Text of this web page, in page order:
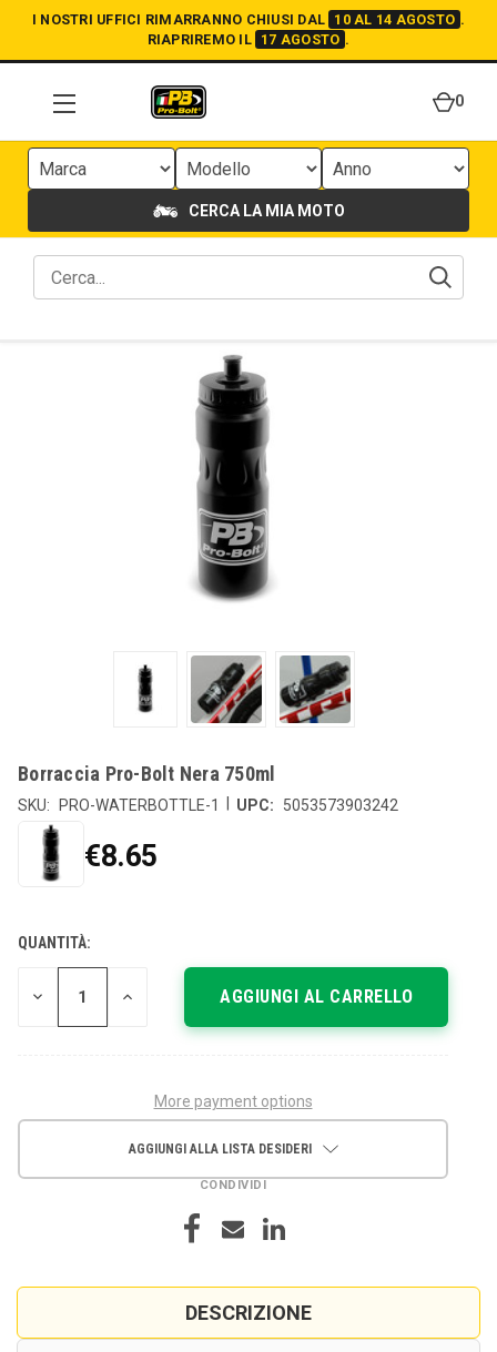
I NOSTRI UFFICI RIMARRANNO CHIUSI DAL 10 AL 14 AGOSTO .
RIAPRIREMO IL 17 AGOSTO .
0
CERCA LA MIA MOTO
Borraccia Pro-Bolt Nera 750ml
SKU: PRO-WATERBOTTLE-1 UPC: 5053573903242
€8.65
ATTUALE:
QUANTITÀ:
DIMINUISCI
QUANTITÀ
AUMENTA
QUANTITÀ
More payment options
AGGIUNGI ALLA LISTA DESIDERI
CONDIVIDI
DESCRIZIONE